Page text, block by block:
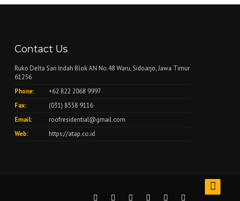
Contact Us
Ruko Delta Sari Indah Blok AN No.48 Waru, Sidoarjo, Jawa Timur
61256
Phone:
+62 822 2068 9997
Fax:
(031) 8558 9116
Email:
roofresidential@gmail.com
Web:
https://atap.co.id